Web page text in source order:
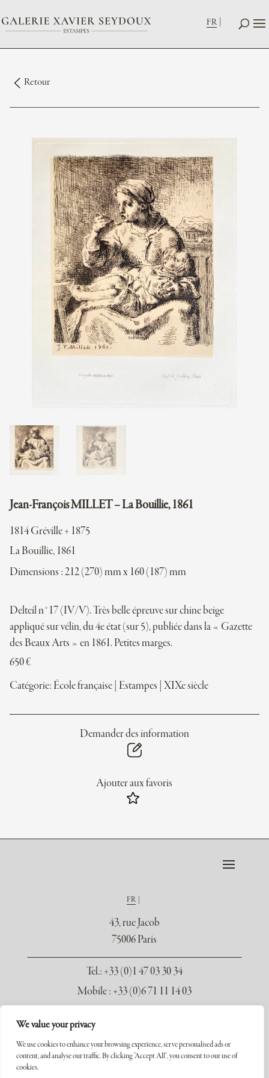
We value your privacy
We use cookies to enhance your browsing experience, serve personalised ads or
content, and analyse our traffic. By clicking "Accept All", you consent to our use of
cookies.
FR
Retour
Jean-François MILLET – La Bouillie, 1861
1814 Gréville + 1875
La Bouillie, 1861
Dimensions : 212 (270) mm x 160 (187) mm
Delteil n°17 (IV/V). Très belle épreuve sur chine beige
appliqué sur vélin, du 4e état (sur 5), publiée dans la « Gazette
des Beaux Arts » en 1861. Petites marges.
650€
Catégorie: École française Estampes XIXe siècle
Demander des information
Ajouter aux favoris
FR
43, rue Jacob
75006 Paris
Tel.: +33 (0)1 47 03 30 34
Mobile : +33 (0)6 71 11 14 03